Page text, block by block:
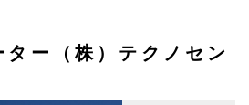
ター（株）テクノセン